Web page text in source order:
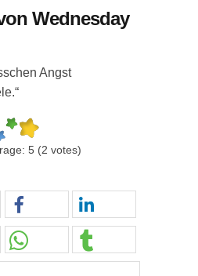
Wednesday
Angst
5 (2 votes)